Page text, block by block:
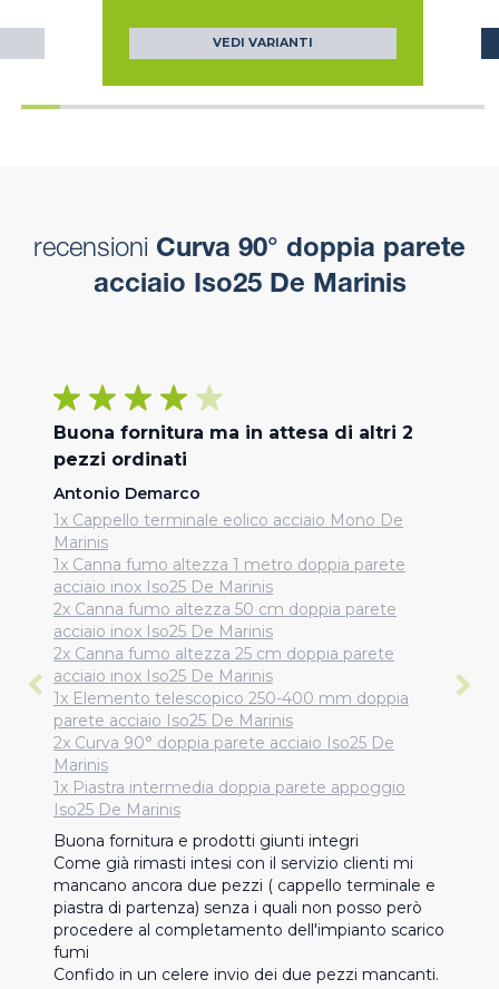
VEDI VARIANTI
recensioni Curva 90° doppia parete
acciaio Iso25 De Marinis
Buona fornitura ma in attesa di altri 2
pezzi ordinati
Antonio Demarco
1x Cappello terminale eolico acciaio Mono De
Marinis
1x Canna fumo altezza 1 metro doppia parete
acciaio inox Iso25 De Marinis
2x Canna fumo altezza 50 cm doppia parete
acciaio inox Iso25 De Marinis
2x Canna fumo altezza 25 cm doppia parete
acciaio inox Iso25 De Marinis
1x Elemento telescopico 250-400 mm doppia
parete acciaio Iso25 De Marinis
2x Curva 90° doppia parete acciaio Iso25 De
Marinis
1x Piastra intermedia doppia parete appoggio
Iso25 De Marinis
Buona fornitura e prodotti giunti integri
Come già rimasti intesi con il servizio clienti mi
mancano ancora due pezzi ( cappello terminale e
piastra di partenza) senza i quali non posso però
procedere al completamento dell'impianto scarico
fumi
Confido in un celere invio dei due pezzi mancanti.